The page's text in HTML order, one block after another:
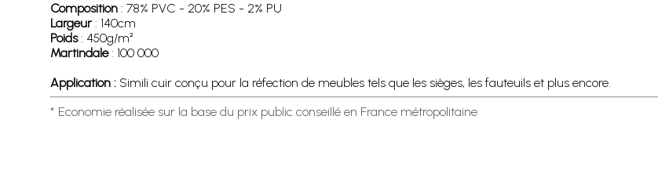
Composition: 78% PVC - 20% PES - 2% PU
Largeur: 140cm
Poids: 450g/m²
Martindale: 100 000
Application :Simili cuir conçu pour la réfection de meubles tels que les sièges, les fauteuils et plus encore.
* Economie réalisée sur la base du prix public conseillé en France métropolitaine